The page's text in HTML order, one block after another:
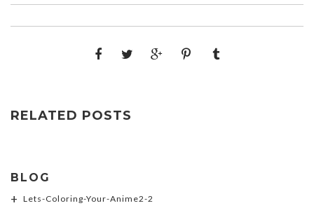
RELATED POSTS
BLOG
Lets-Coloring-Your-Anime2-2